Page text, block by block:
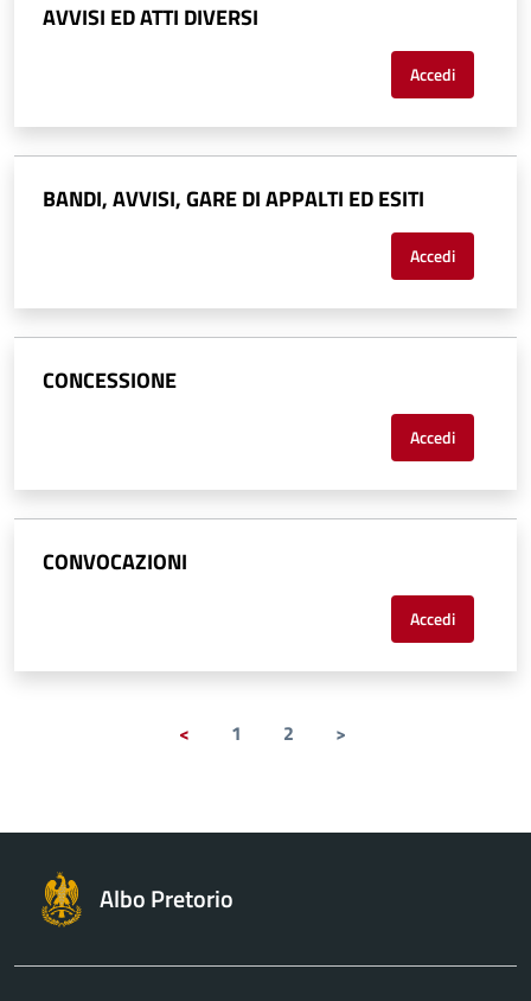
AVVISI ED ATTI DIVERSI
Accedi
BANDI, AVVISI, GARE DI APPALTI ED ESITI
Accedi
CONCESSIONE
Accedi
CONVOCAZIONI
Accedi
< 1 2 >
Albo Pretorio